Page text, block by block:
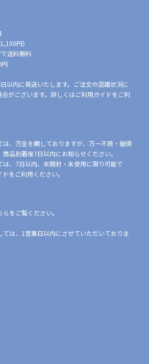
円）
送料無料
以内に発送いたします。ご注文の混雑状況に
がございます。詳しくはご利用ガイドをご利
は、万全を期しておりますが、万一不良・破損
品到着後7日以内にお知らせください。
、7日以内、未開封・未使用に限り可能で
をご利用ください。
をご覧ください。
ては、1営業日以内にさせていただいておりま